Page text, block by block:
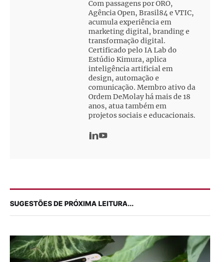
Com passagens por ORO,
Agência Open, Brasil84 e VTIC,
acumula experiência em
marketing digital, branding e
transformação digital.
Certificado pelo IA Lab do
Estúdio Kimura, aplica
inteligência artificial em
design, automação e
comunicação. Membro ativo da
Ordem DeMolay há mais de 18
anos, atua também em
projetos sociais e educacionais.
SUGESTÕES DE PRÓXIMA LEITURA...